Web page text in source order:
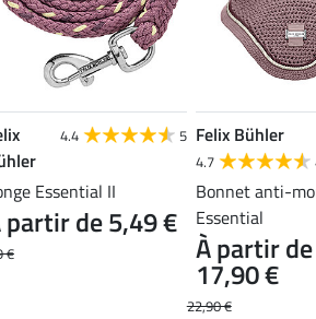
4.4 5
Essential II
€
partir de 5,49 €
Felix Bühler
4.7
Bonnet anti-
Essential
22,90 €
À partir de
17,90 €